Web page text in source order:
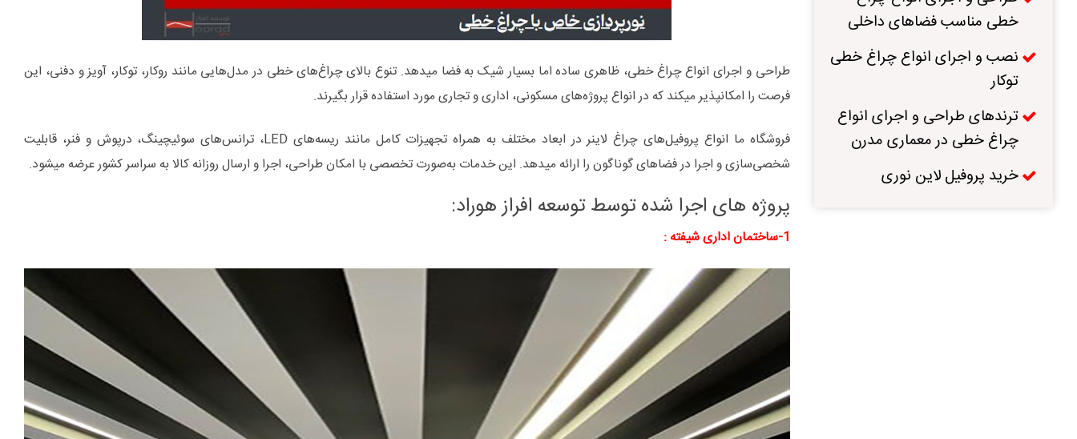
خطی مناسب فضاهای داخلی
نصب و اجرای انواع چراغ خطی
توکار
ترندهای طراحی و اجرای انواع
چراغ خطی در معماری مدرن
خرید پروفیل لاین نوری
طراحی و اجرای انواع چراغ خطی، ظاهری ساده اما بسیار شیک به فضا می­دهد. تنوع بالای چراغ‌های خطی در مدل‌هایی مانند روکار، توکار، آویز و دفنی، این
فرصت را امکانپذیر می­کند که در انواع پروژه‌های مسکونی، اداری و تجاری مورد استفاده قرار بگیرند.
فروشگاه ما انواع پروفیل‌های چراغ لاینر در ابعاد مختلف به همراه تجهیزات کامل مانند ریسه‌های LED، ترانس‌های سوئیچینگ، درپوش و فنر، قابلیت
شخصی‌سازی و اجرا در فضاهای گوناگون را ارائه می­دهد. این خدمات به‌صورت تخصصی با امکان طراحی، اجرا و ارسال روزانه کالا به سراسر کشور عرضه می­شود.
پروژه های اجرا شده توسط توسعه افراز هوراد:
1-ساختمان اداری شیفته :